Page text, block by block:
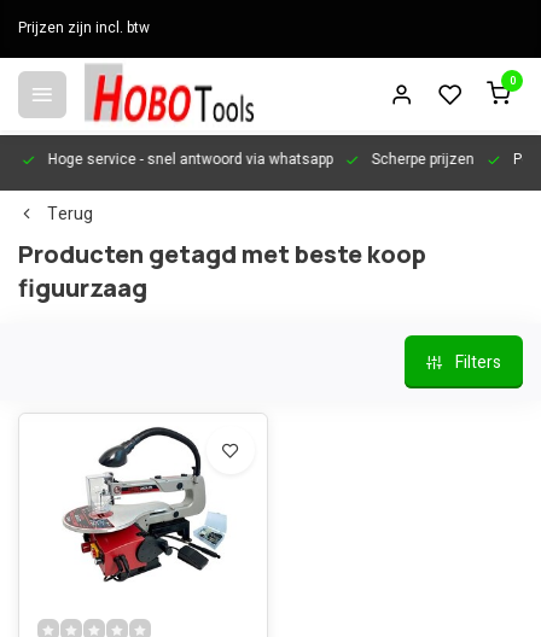
Prijzen zijn incl. btw
0
Hoge service- snel antwoord via whatsapp Scherpe prijzen
Terug
Producten getagd met beste koop
figuurzaag
Filters